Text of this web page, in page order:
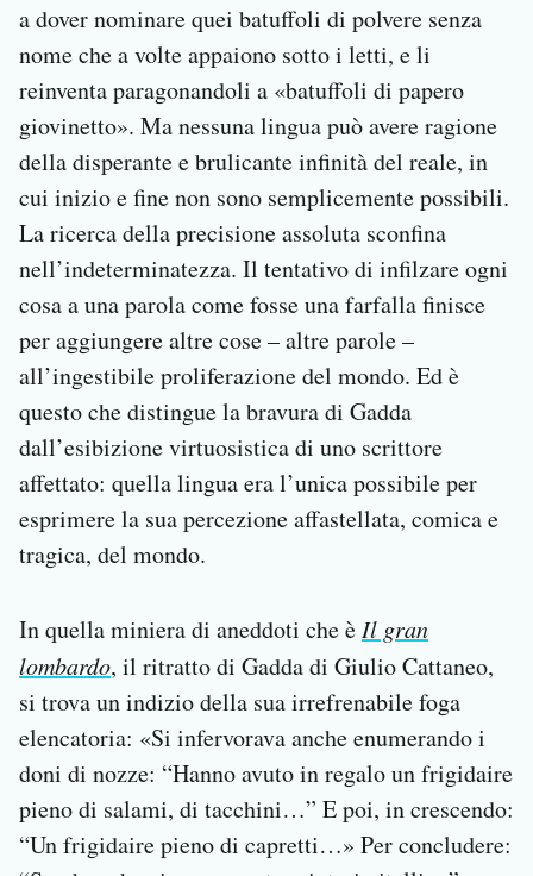
a dover nominare quei batuffoli di polvere senza
nome che a volte appaiono sotto i letti, e li
reinventa paragonandoli a «batuffoli di papero
giovinetto». Ma nessuna lingua può avere ragione
della disperante e brulicante infinità del reale, in
cui inizio e fine non sono semplicemente possibili.
La ricerca della precisione assoluta sconfina
nell’indeterminatezza. Il tentativo di infilzare ogni
cosa a una parola come fosse una farfalla finisce
per aggiungere altre cose – altre parole –
all’ingestibile proliferazione del mondo. Ed è
questo che distingue la bravura di Gadda
dall’esibizione virtuosistica di uno scrittore
affettato: quella lingua era l’unica possibile per
esprimere la sua percezione affastellata, comica e
tragica, del mondo.
In quella miniera di aneddoti che è Il gran
lombardo, il ritratto di Gadda di Giulio Cattaneo,
si trova un indizio della sua irrefrenabile foga
elencatoria: «Si infervorava anche enumerando i
doni di nozze: “Hanno avuto in regalo un frigidaire
pieno di salami, di tacchini…” E poi, in crescendo:
“Un frigidaire pieno di capretti…» Per concludere: